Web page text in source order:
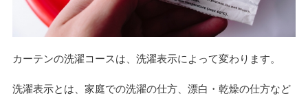
カーテンの洗濯コースは、洗濯表示によって変わります。
洗濯表示とは、家庭での洗濯の仕方、漂白・乾燥の仕方など